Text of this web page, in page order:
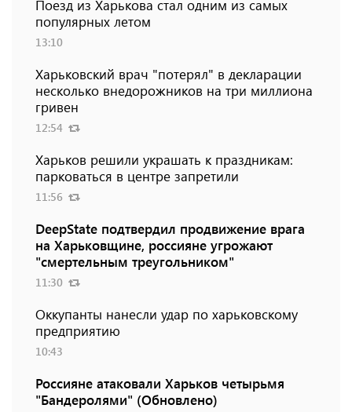
Поезд из Харькова стал одним из самых
популярных летом
13:10
Харьковский врач "потерял" в декларации
несколько внедорожников на три миллиона
гривен
12:54
Харьков решили украшать к праздникам:
парковаться в центре запретили
11:56
DeepState подтвердил продвижение врага
на Харьковщине, россияне угрожают
"смертельным треугольником"
11:30
Оккупанты нанесли удар по харьковскому
предприятию
10:43
Россияне атаковали Харьков четырьмя
"Бандеролями" (Обновлено)